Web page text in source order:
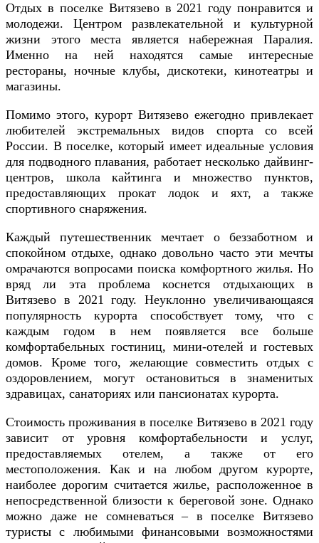
Отдых в поселке Витязево в 2021 году понравится и
молодежи. Центром развлекательной и культурной
жизни этого места является набережная Паралия.
Именно на ней находятся самые интересные
рестораны, ночные клубы, дискотеки, кинотеатры и
магазины.
Помимо этого, курорт Витязево ежегодно привлекает
любителей экстремальных видов спорта со всей
России. В поселке, который имеет идеальные условия
для подводного плавания, работает несколько дайвинг-
центров, школа кайтинга и множество пунктов,
предоставляющих прокат лодок и яхт, а также
спортивного снаряжения.
Каждый путешественник мечтает о беззаботном и
спокойном отдыхе, однако довольно часто эти мечты
омрачаются вопросами поиска комфортного жилья. Но
вряд ли эта проблема коснется отдыхающих в
Витязево в 2021 году. Неуклонно увеличивающаяся
популярность курорта способствует тому, что с
каждым годом в нем появляется все больше
комфортабельных гостиниц, мини-отелей и гостевых
домов. Кроме того, желающие совместить отдых с
оздоровлением, могут остановиться в знаменитых
здравицах, санаториях или пансионатах курорта.
Стоимость проживания в поселке Витязево в 2021 году
зависит от уровня комфортабельности и услуг,
предоставляемых отелем, а также от его
местоположения. Как и на любом другом курорте,
наиболее дорогим считается жилье, расположенное в
непосредственной близости к береговой зоне. Однако
можно даже не сомневаться – в поселке Витязево
туристы с любимыми финансовыми возможностями